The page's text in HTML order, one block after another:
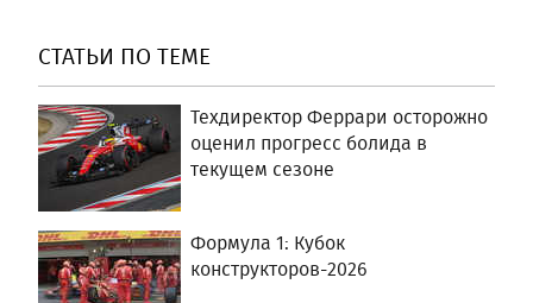
СТАТЬИ ПО ТЕМЕ
Техдиректор Феррари осторожно
оценил прогресс болида в
текущем сезоне
Формула 1: Кубок
конструкторов-2026